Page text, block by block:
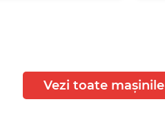
Vezi toate mașinile